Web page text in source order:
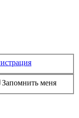
Запомнить меня